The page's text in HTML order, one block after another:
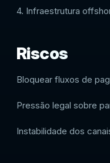
4. Infraestrutura
Riscos
Bloquear fluxos de
Pressão legal sobre
Instabilidade dos